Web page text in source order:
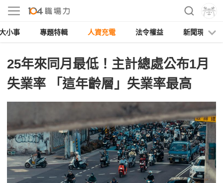
小事 專題特輯 人資充電 法令權益 新聞現場
25年來同月最低！主計總處公布1月
失業率 「這年齡層」失業率最高